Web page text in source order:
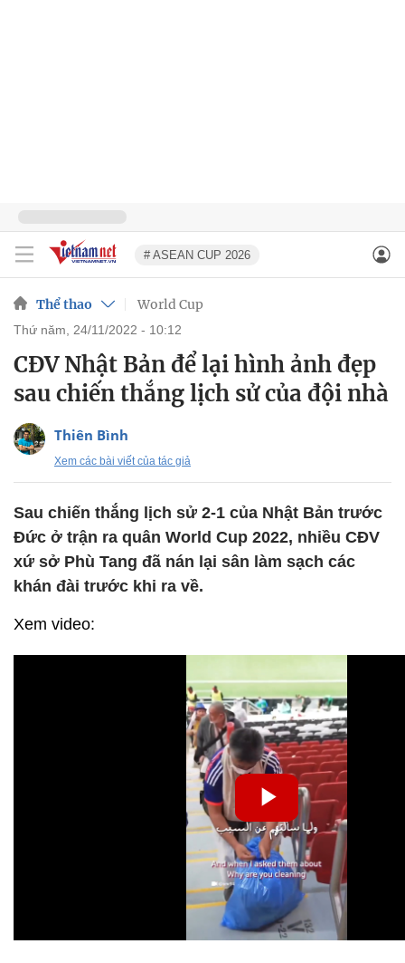
# ASEAN CUP 2026
Thể thao World Cup
thứ năm, 24/11/2022 - 10:12
CĐV Nhật Bản để lại hình ảnh đẹp
sau chiến thắng lịch sử của đội nhà
Thiên Bình
Xem các bài viết của tác giả
Sau chiến thắng lịch sử 2-1 của Nhật Bản trước
Đức ở trận ra quân World Cup 2022, nhiều CĐV
xứ sở Phù Tang đã nán lại sân làm sạch các
khán đài trước khi ra về.
Xem video: